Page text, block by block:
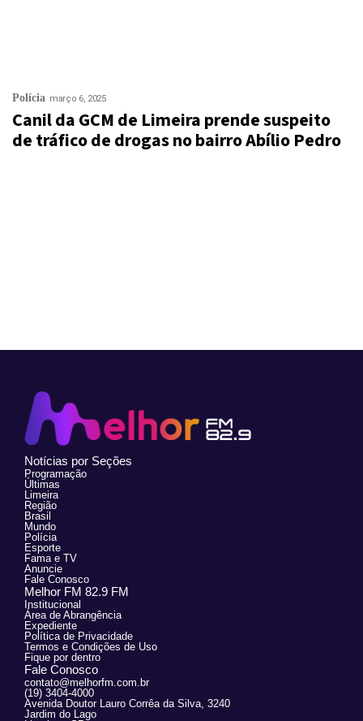
Polícia março 6, 2025
Canil da GCM de Limeira prende suspeito
de tráfico de drogas no bairro Abílio Pedro
Notícias por Seções
Programação
Últimas
Limeira
Região
Brasil
Mundo
Polícia
Esporte
Fama e TV
Anuncie
Fale Conosco
Melhor FM 82.9 FM
Institucional
Área de Abrangência
Expediente
Política de Privacidade
Termos e Condições de Uso
Fique por dentro
Fale Conosco
contato@melhorfm.com.br
(19) 3404-4000
Avenida Doutor Lauro Corrêa da Silva, 3240
Jardim do Lago